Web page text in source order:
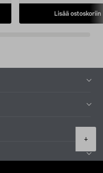
+
Lisää ostoskoriin